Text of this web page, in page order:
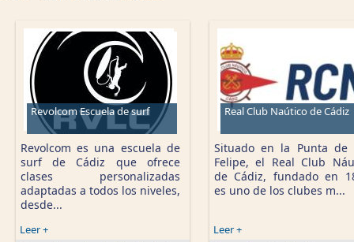
Revolcom Escuela de surf
Revolcom es una escuela de
surf de Cádiz que ofrece
clases personalizadas
adaptadas a todos los niveles,
desde...
Leer +
Real Club Naútico de Cádiz
Situado en la Punta de
Felipe, el Real Club
de Cádiz, fundado en
es uno de los clubes m...
Leer +